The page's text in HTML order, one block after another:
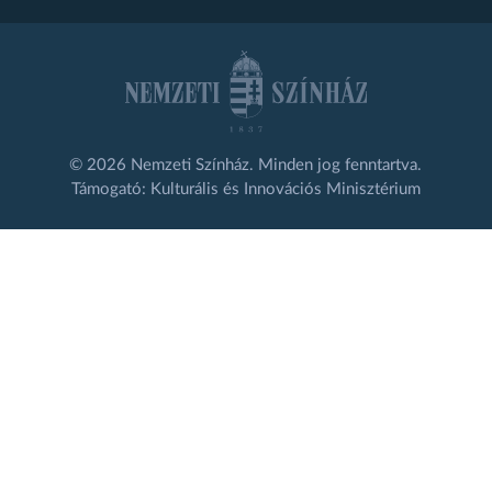
© 2026 Nemzeti Színház. Minden jog fenntartva.
Támogató: Kulturális és Innovációs Minisztérium